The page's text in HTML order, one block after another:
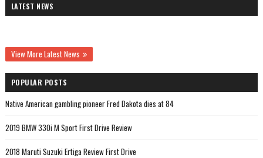
LATEST NEWS
View More Latest News
POPULAR POSTS
Native American gambling pioneer Fred Dakota dies at 84
2019 BMW 330i M Sport First Drive Review
2018 Maruti Suzuki Ertiga Review First Drive